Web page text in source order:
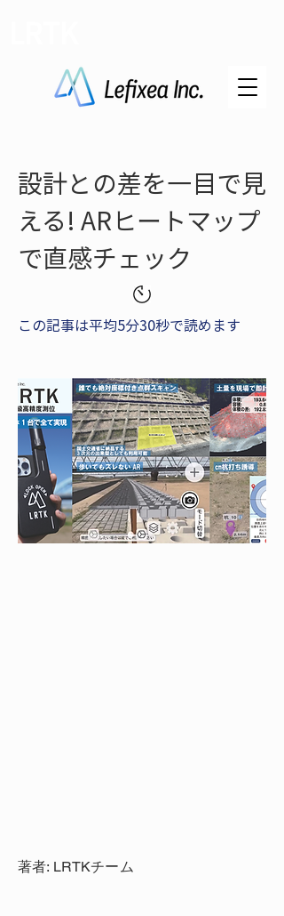
設計との差を一目で見
える! ARヒートマップ
で直感チェック
この記事は平均5分30秒で読めます
著者: LRTKチーム